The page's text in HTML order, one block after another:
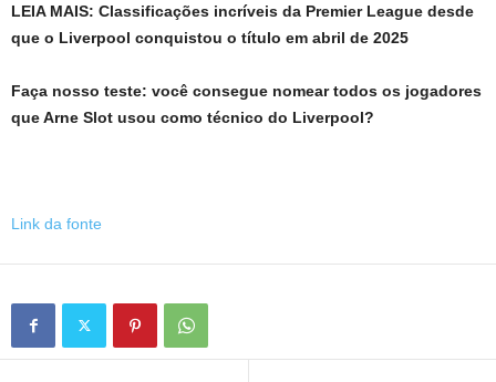
LEIA MAIS: Classificações incríveis da Premier League desde
que o Liverpool conquistou o título em abril de 2025
Faça nosso teste: você consegue nomear todos os jogadores
que Arne Slot usou como técnico do Liverpool?
Link da fonte